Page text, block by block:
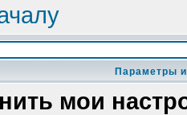
Параметры
мои